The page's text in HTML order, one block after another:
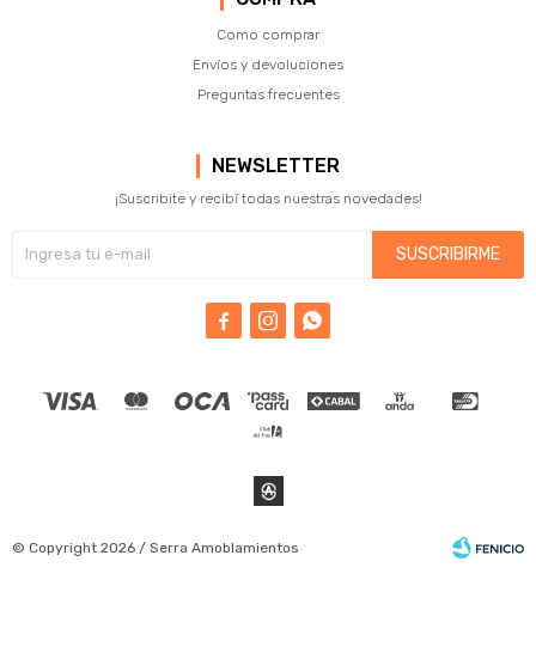
Como comprar
Envíos y devoluciones
Preguntas frecuentes
NEWSLETTER
¡Suscribite y recibí todas nuestras novedades!
SUSCRIBIRME
  
© Copyright 2026 / Serra Amoblamientos